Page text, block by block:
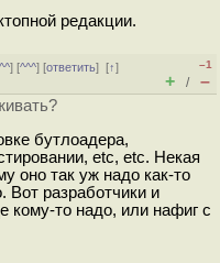
редакции.
^^] [^^^] [ответить][↑]
–1
+ / –
бутлоадера,
etc, etc. Некая
оно так уж надо как-то
Вот разработчики и
кому-то надо, или нафиг с